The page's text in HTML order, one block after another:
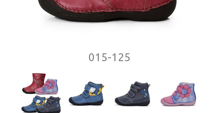
015-125